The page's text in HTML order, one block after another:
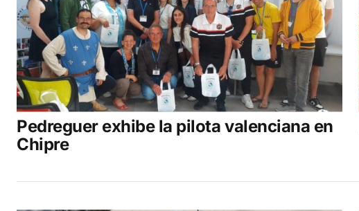
Pedreguer exhibe la pilota valenciana en
Chipre